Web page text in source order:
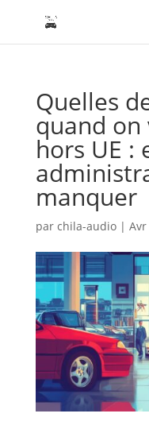
Quelles
quand on
hors UE :
manquer
par chila-audio| Avr